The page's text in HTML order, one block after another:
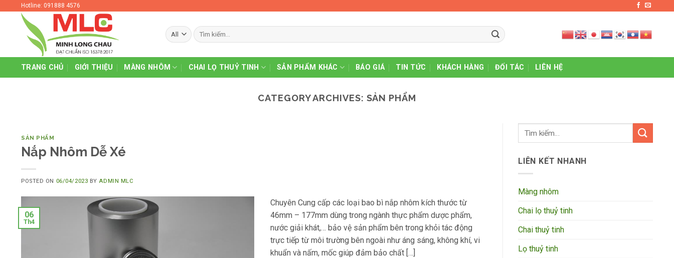
Hotline: 091888 4576
TRANG CHỦ GIỚI THIỆU MÀNG NHÔM CHAI LỌ THUỶ TINH SẢN PHẨM KHÁC BÁO GIÁ TIN TỨC KHÁCH HÀNG ĐỐI TÁC LIÊN HỆ
CATEGORY ARCHIVES: SẢN PHẨM
SẢN PHẨM
Nắp Nhôm Dễ Xé
POSTED ON 06/04/2023 BYADMIN MLC
06
Th4
Chuyên Cung cấp các loại bao bì nắp nhôm kích thước từ
46mm – 177mm dùng trong ngành thực phẩm dược phẩm,
nước giải khát,… bảo vệ sản phẩm bên trong khỏi tác động
trực tiếp từ môi trường bên ngoài như áng sáng, không khí, vi
khuẩn và nấm, mốc giúp đảm bảo chất […]
LIÊN KẾT NHANH
Màng nhôm
Chai lọ thuỷ tinh
Chai thuỷ tinh
Lọ thuỷ tinh